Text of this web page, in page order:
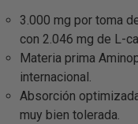
3.000 mg por toma
con 2.046 mg de L-
Materia prima
internacional.
Absorción
muy bien tolerada.